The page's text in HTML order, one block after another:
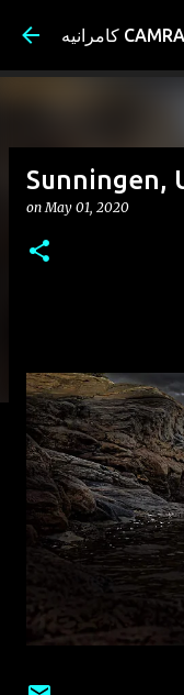
Sunningen,
onMay 01, 2020